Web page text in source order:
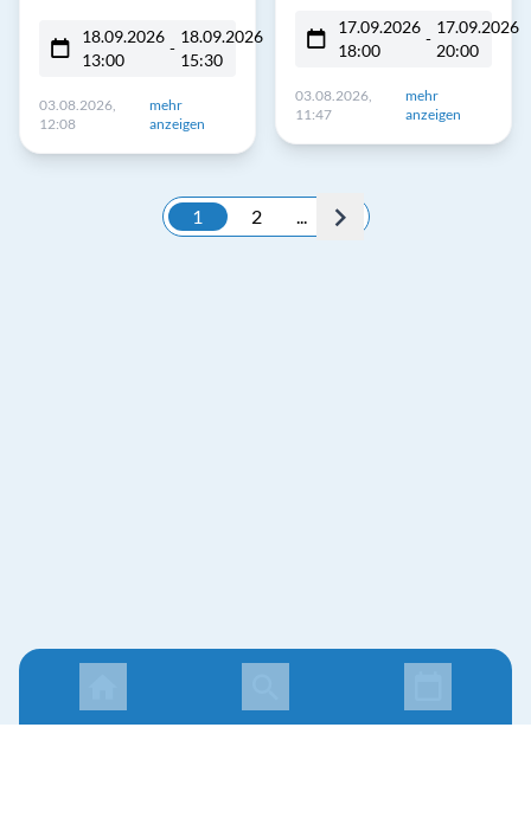
18.09.2026
13:00
-
18.09.2026
15:30
03.08.2026,
12:08
mehr
anzeigen
17.09.2026
18:00
-
17.09.2026
20:00
03.08.2026,
11:47
mehr
anzeigen
1 2 ...